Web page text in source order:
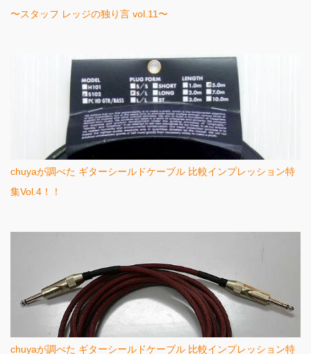
〜スタッフ レッジの独り言 vol.11〜
chuyaが調べた ギターシールドケーブル 比較インプレッション特
集Vol.4！！
chuyaが調べた ギターシールドケーブル 比較インプレッション特